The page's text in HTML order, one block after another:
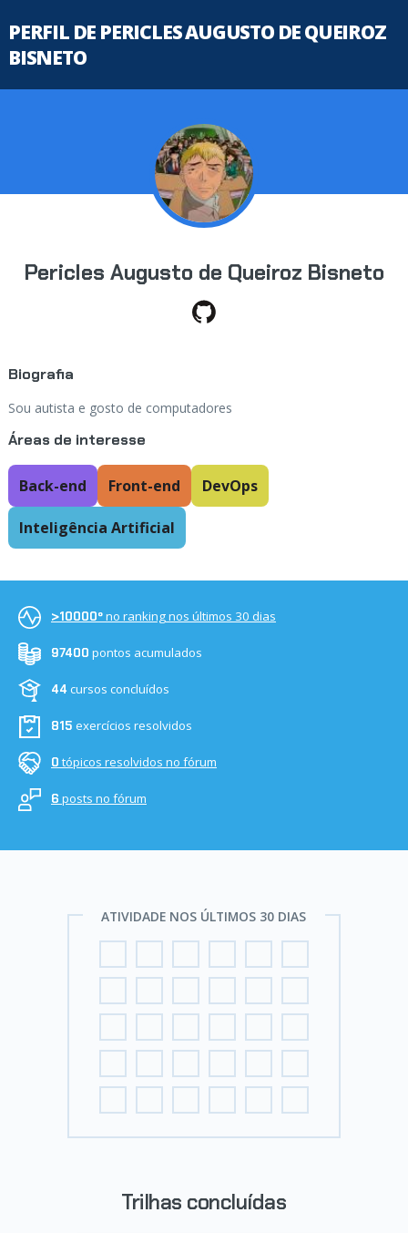
PERFIL DE PERICLES AUGUSTO DE QUEIROZ
BISNETO
Pericles Augusto de Queiroz Bisneto
Biografia
Sou autista e gosto de computadores
Áreas de interesse
Back-end Front-end DevOps
Inteligência Artificial
>10000ºno ranking nos últimos 30 dias
97400 pontos acumulados
44cursos concluídos
815 exercícios resolvidos
0 tópicos resolvidos no fórum
6 posts no fórum
ATIVIDADE NOS ÚLTIMOS 30 DIAS
Trilhas concluídas